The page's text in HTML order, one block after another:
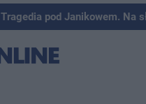
Tragedia pod Janikowem. Na